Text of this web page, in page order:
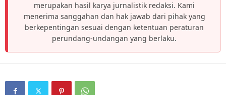
merupakan hasil karya jurnalistik redaksi. Kami
menerima sanggahan dan hak jawab dari pihak yang
berkepentingan sesuai dengan ketentuan peraturan
perundang-undangan yang berlaku.